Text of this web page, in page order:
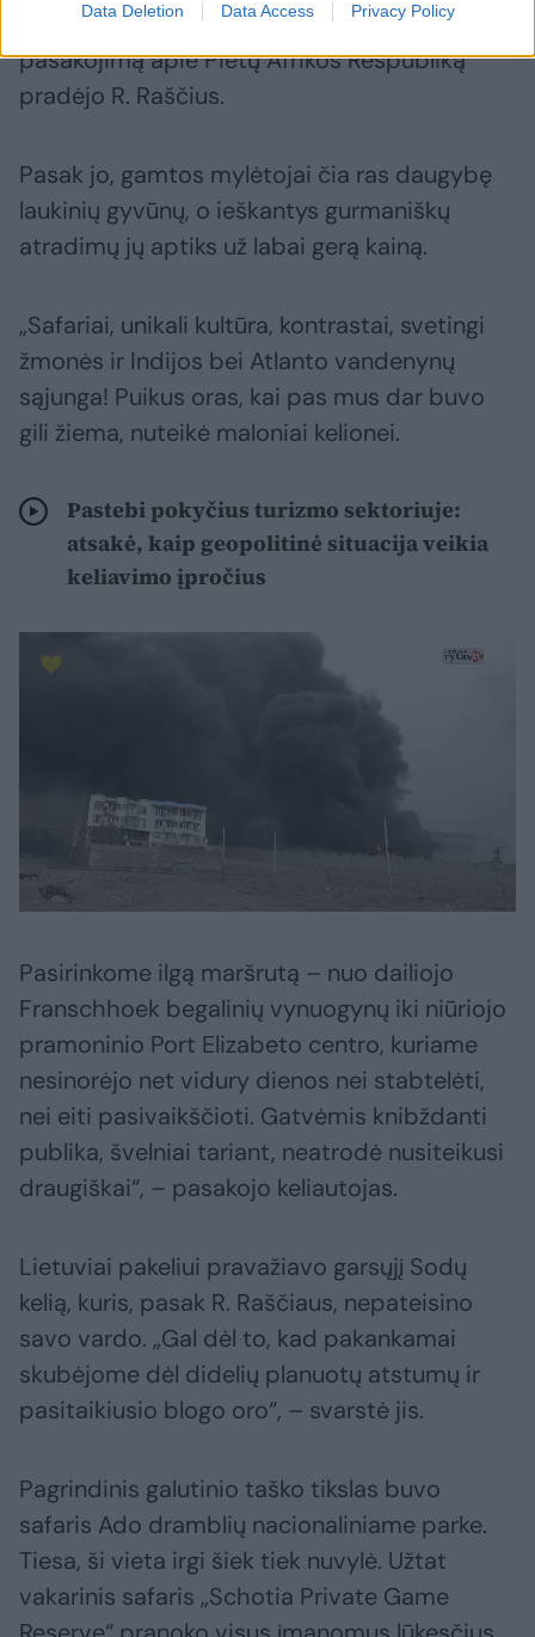
Data Deletion Data Access Privacy Policy
patenki ten, kur vyrauja didelis skurdas“, –
pasakojimą apie Pietų Afrikos Respubliką
pradėjo R. Raščius.
Pasak jo, gamtos mylėtojai čia ras daugybę
laukinių gyvūnų, o ieškantys gurmaniškų
atradimų jų aptiks už labai gerą kainą.
„Safariai, unikali kultūra, kontrastai, svetingi
žmonės ir Indijos bei Atlanto vandenynų
sąjunga! Puikus oras, kai pas mus dar buvo
gili žiema, nuteikė maloniai kelionei.
Pastebi pokyčius turizmo sektoriuje:
atsakė, kaip geopolitinė situacija veikia
keliavimo įpročius
Pasirinkome ilgą maršrutą – nuo dailiojo
Franschhoek begalinių vynuogynų iki niūriojo
pramoninio Port Elizabeto centro, kuriame
nesinorėjo net vidury dienos nei stabtelėti,
nei eiti pasivaikščioti. Gatvėmis knibždanti
publika, švelniai tariant, neatrodė nusiteikusi
draugiškai“, – pasakojo keliautojas.
Lietuviai pakeliui pravažiavo garsųjį Sodų
kelią, kuris, pasak R. Raščiaus, nepateisino
savo vardo. „Gal dėl to, kad pakankamai
skubėjome dėl didelių planuotų atstumų ir
pasitaikiusio blogo oro“, – svarstė jis.
Pagrindinis galutinio taško tikslas buvo
safaris Ado dramblių nacionaliniame parke.
Tiesa, ši vieta irgi šiek tiek nuvylė. Užtat
vakarinis safaris „Schotia Private Game